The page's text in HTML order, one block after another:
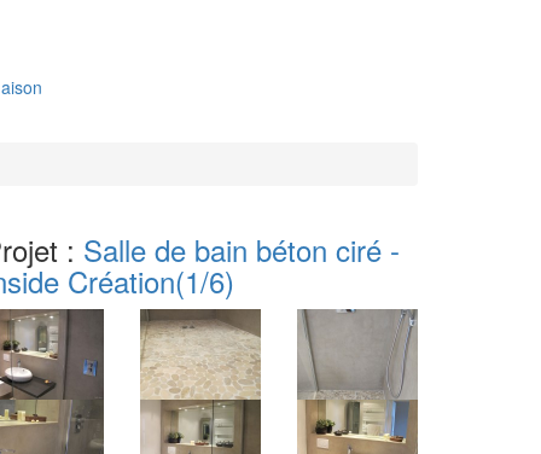
: Salle de bain béton ciré -
Création(1/6)